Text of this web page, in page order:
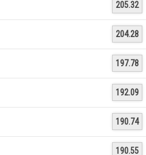
205.32
204.28
197.78
192.09
190.74
190.55